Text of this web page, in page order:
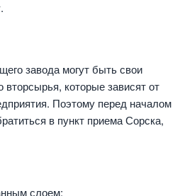
завода могут быть свои
которые зависят от
Поэтому перед началом
в пункт приема Сорска,
слоем;